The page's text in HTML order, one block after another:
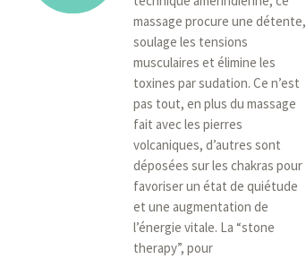
massage procure une détente,
soulage les tensions
musculaires et élimine les
toxines par sudation. Ce n’est
pas tout, en plus du massage
fait avec les pierres
volcaniques, d’autres sont
déposées sur les chakras pour
favoriser un état de quiétude
et une augmentation de
l’énergie vitale. La “stone
therapy”, pour